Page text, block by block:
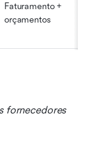
Faturamento +
orçamentos
fornecedores